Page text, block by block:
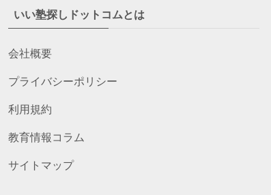
いい塾探しドットコムとは
会社概要
プライバシーポリシー
利用規約
教育情報コラム
サイトマップ